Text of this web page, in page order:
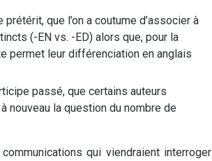
que l’on a coutume d’associer à
(-EN vs. -ED) alors que, pour la
permet leur différenciation en anglais
passé, que certains auteurs
nouveau la question du nombre de
qui viendraient interroger